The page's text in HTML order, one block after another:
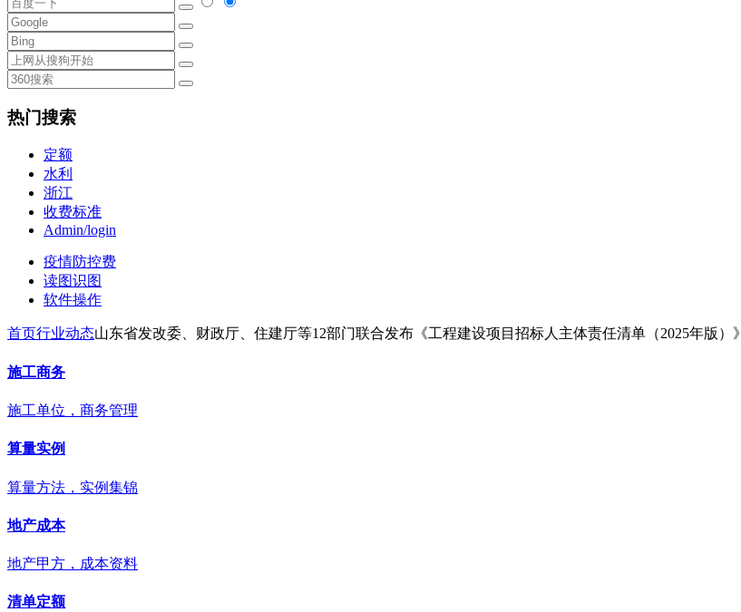
热门搜索
定额
水利
浙江
收费标准
Admin/login
疫情防控费
读图识图
软件操作
首页行业动态山东省发改委、财政厅、住建厅等12部门联合发布《工程建设项目招标人主体责任清单（2025年版）》
施工商务
施工单位，商务管理
算量实例
算量方法，实例集锦
地产成本
地产甲方，成本资料
清单定额